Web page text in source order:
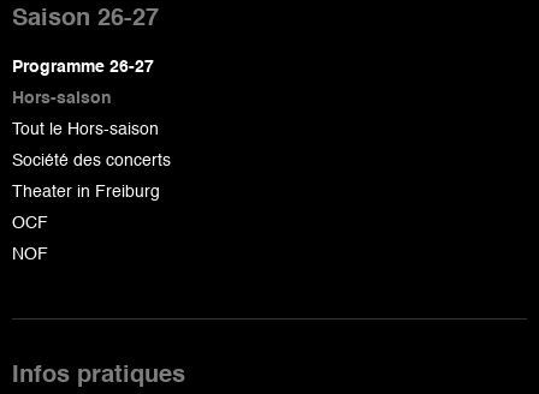
de
page
Saison 26-27
Programme 26-27
Hors-saison
Tout le Hors-saison
Société des concerts
Theater in Freiburg
OCF
NOF
Infos pratiques